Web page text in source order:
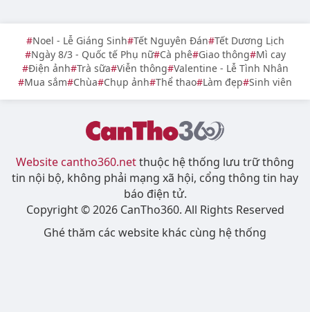
Noel - Lễ Giáng Sinh Tết Nguyên Đán Tết Dương Lịch
Ngày 8/3 - Quốc tế Phụ nữ Cà phê Giao thông Mì cay
Điện ảnh Trà sữa Viễn thông Valentine - Lễ Tình Nhân
Mua sắm Chùa Chụp ảnh Thể thao Làm đẹp Sinh viên
Website cantho360.netthuộc hệ thống lưu trữ thông
tin nội bộ, không phải mạng xã hội, cổng thông tin hay
báo điện tử.
Copyright © 2026 CanTho360. All Rights Reserved
Ghé thăm các website khác cùng hệ thống